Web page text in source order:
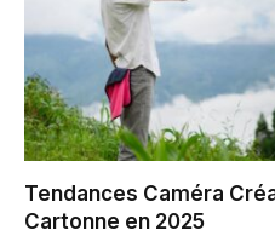
Tendances Caméra
Cartonne en 2025